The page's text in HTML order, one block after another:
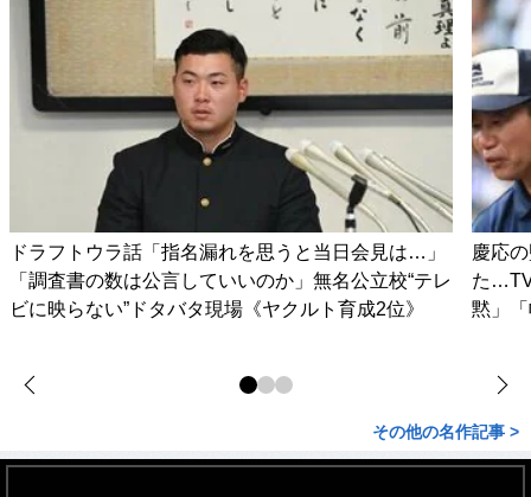
ドラフトウラ話「指名漏れを思うと当日会見は…」
「調査書の数は公言していいのか」無名公立校“テレ
ビに映らない”ドタバタ現場《ヤクルト育成2位》
慶応
た
黙」
その他の名作記事 >